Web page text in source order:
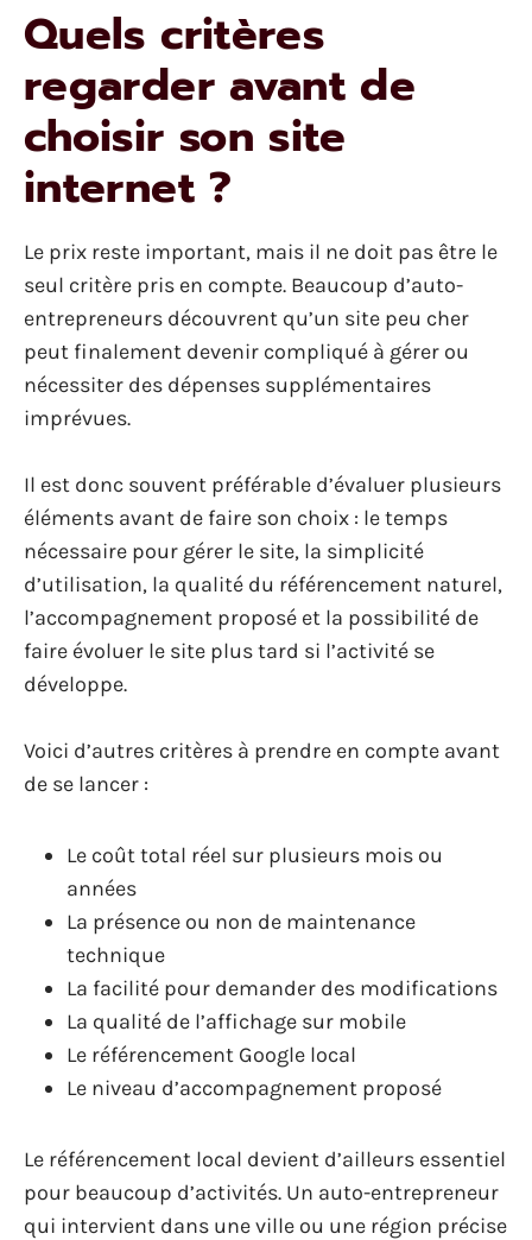
Quels critères
regarder avant de
choisir son site
internet ?
Le prix reste important, mais il ne doit pas être le
seul critère pris en compte. Beaucoup d’auto-
entrepreneurs découvrent qu’un site peu cher
peut finalement devenir compliqué à gérer ou
nécessiter des dépenses supplémentaires
imprévues.
Il est donc souvent préférable d’évaluer plusieurs
éléments avant de faire son choix : le temps
nécessaire pour gérer le site, la simplicité
d’utilisation, la qualité du référencement naturel,
l’accompagnement proposé et la possibilité de
faire évoluer le site plus tard si l’activité se
développe.
Voici d’autres critères à prendre en compte avant
de se lancer :
Le coût total réel sur plusieurs mois ou
années
La présence ou non de maintenance
technique
La facilité pour demander des modifications
La qualité de l’affichage sur mobile
Le référencement Google local
Le niveau d’accompagnement proposé
Le référencement local devient d’ailleurs essentiel
pour beaucoup d’activités. Un auto-entrepreneur
qui intervient dans une ville ou une région précise